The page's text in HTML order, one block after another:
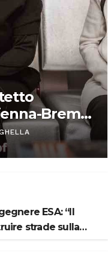
Brema:
per lo
ESA: “Il
strade sulla